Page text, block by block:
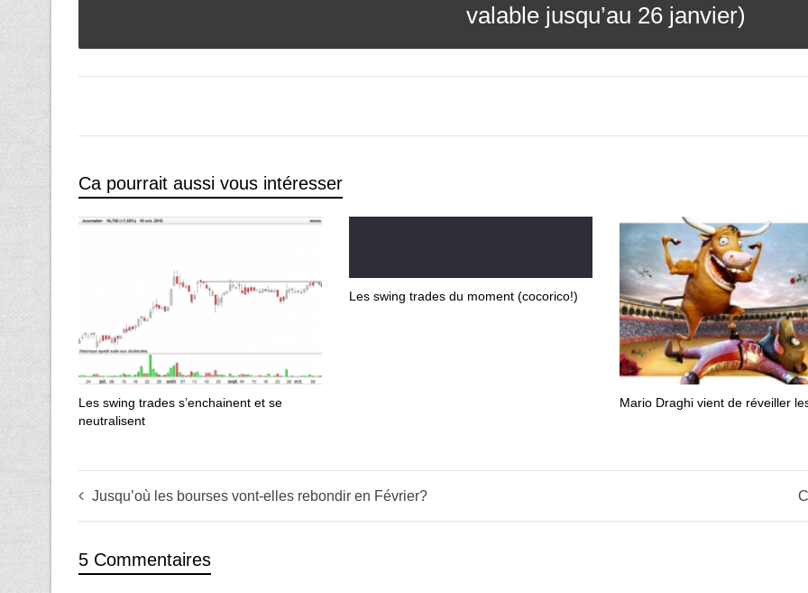
valable jusqu’au 26 janvier)
Ca pourrait aussi vous intéresser
Les swing trades s’enchainent et se
neutralisent
Les swing trades du moment (cocorico!)
Mario Draghi vient de réveiller
Jusqu’où les bourses vont-elles rebondir en Février?
5 Commentaires